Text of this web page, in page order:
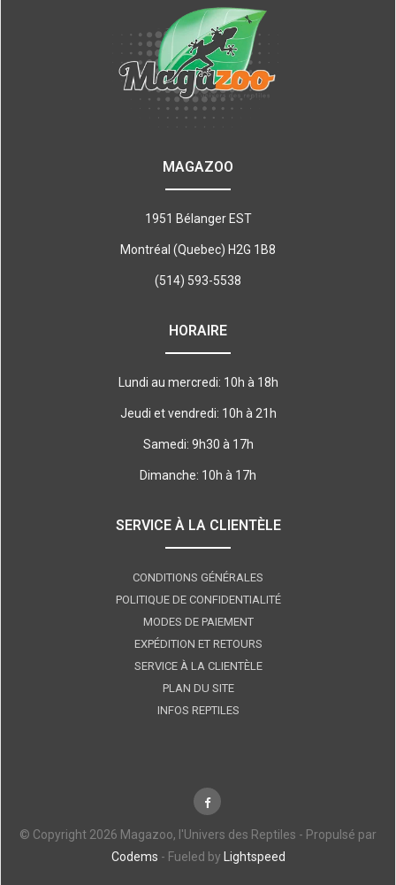
MAGAZOO
1951 Bélanger EST
Montréal (Quebec) H2G 1B8
(514) 593-5538
HORAIRE
Lundi au mercredi: 10h à 18h
Jeudi et vendredi: 10h à 21h
Samedi: 9h30 à 17h
Dimanche: 10h à 17h
SERVICE À LA CLIENTÈLE
CONDITIONS GÉNÉRALES
POLITIQUE DE CONFIDENTIALITÉ
MODES DE PAIEMENT
EXPÉDITION ET RETOURS
SERVICE À LA CLIENTÈLE
PLAN DU SITE
INFOS REPTILES
© Copyright 2026 Magazoo, l'Univers des Reptiles - Propulsé par
Codems - Fueled by Lightspeed